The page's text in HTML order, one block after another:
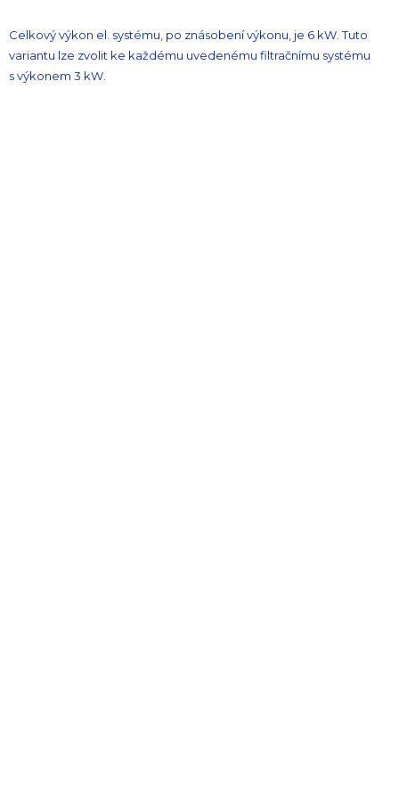
Celkový výkon el. systému, po znásobení výkonu, je 6 kW. Tuto
variantu lze zvolit ke každému uvedenému filtračnímu systému
s výkonem 3 kW.